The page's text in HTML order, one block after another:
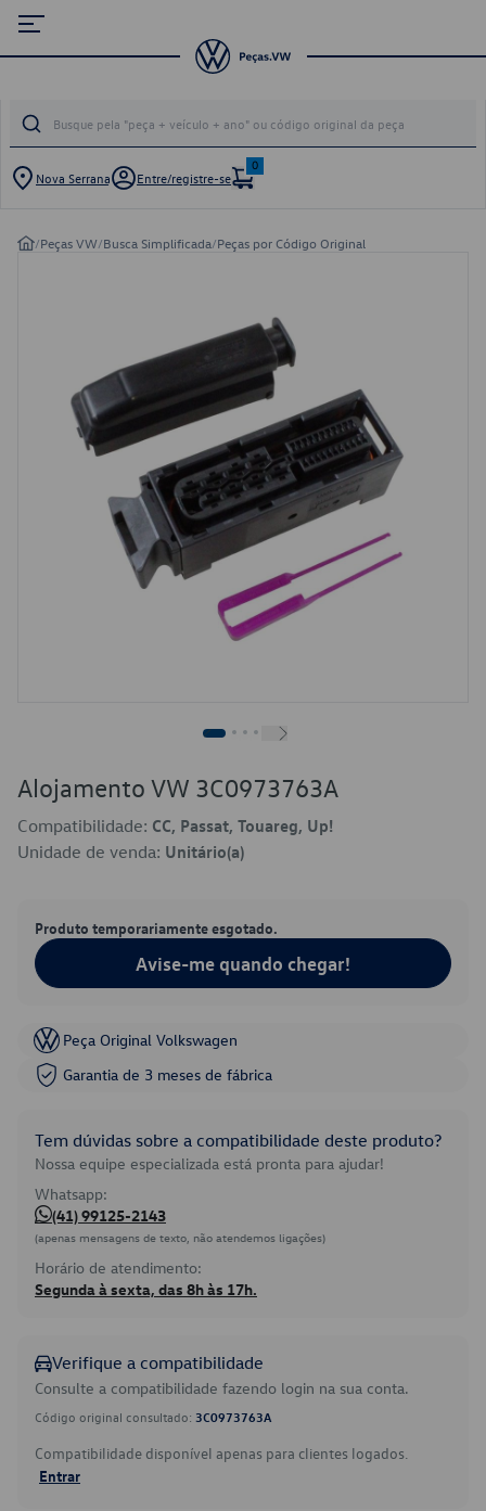
Nova Serrana Entre/registre-se
0
/Peças VW/Busca Simplificada/Peças por Código Original
Alojamento VW 3C0973763A
Compatibilidade: CC, Passat, Touareg, Up!
Unidade de venda: Unitário(a)
Produto temporariamente esgotado.
Avise-me quando chegar!
Peça Original Volkswagen
Garantia de 3 meses de fábrica
Tem dúvidas sobre a compatibilidade deste produto?
Nossa equipe especializada está pronta para ajudar!
Whatsapp:
(41) 99125-2143
(apenas mensagens de texto, não atendemos ligações)
Horário de atendimento:
Segunda à sexta, das 8h às 17h.
Verifique a compatibilidade
Consulte a compatibilidade fazendo login na sua conta.
Código original consultado: 3C0973763A
Compatibilidade disponível apenas para clientes logados.
Entrar